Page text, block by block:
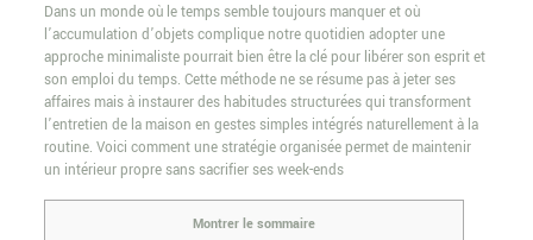
Dans un monde où le temps semble toujours manquer et où
l’accumulation d’objets complique notre quotidien adopter une
approche minimaliste pourrait bien être la clé pour libérer son esprit et
son emploi du temps. Cette méthode ne se résume pas à jeter ses
affaires mais à instaurer des habitudes structurées qui transforment
l’entretien de la maison en gestes simples intégrés naturellement à la
routine. Voici comment une stratégie organisée permet de maintenir
un intérieur propre sans sacrifier ses week-ends
Montrer le sommaire